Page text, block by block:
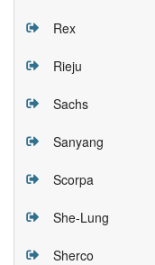
Rex
Rieju
Sachs
Sanyang
Scorpa
She-Lung
Sherco